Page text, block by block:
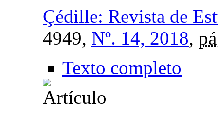
Çédille: Revista de
4949, Nº. 14, 2018,
Texto completo